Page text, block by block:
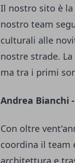
Il nostro sito è la
nostro team
culturali alle
nostre strade.
ma tra i primi
Andrea Bianchi -
Con oltre
coordina il team
architettura e